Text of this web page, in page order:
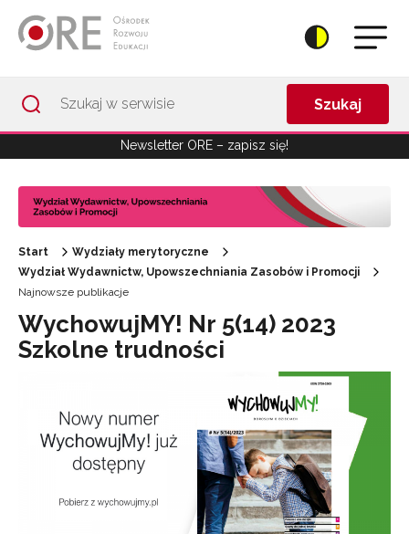
Szukaj
Newsletter ORE – zapisz się!
Start
Wydziały merytoryczne
Wydział Wydawnictw, Upowszechniania Zasobów i Promocji
Najnowsze publikacje
WychowujMY! Nr 5(14) 2023
Szkolne trudności